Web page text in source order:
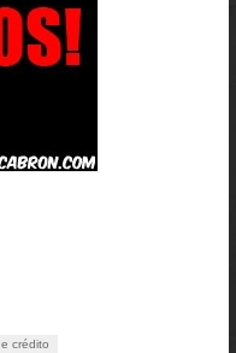
crédito